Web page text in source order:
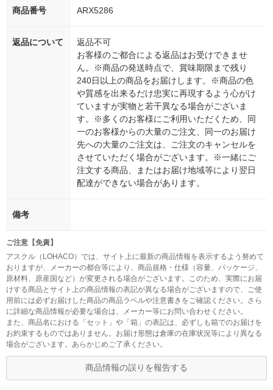
商品番号 ARX5286
返品について
返品不可
お客様のご都合による返品はお受けできませ
ん。※商品の発送時点で、賞味期限まで残り
240日以上の商品をお届けします。※商品の色
や質感を出来るだけ忠実に再現するよう心がけ
ていますが実物と若干異なる場合がございま
す。※多くのお客様にご利用いただくため、同
一のお客様からの大量のご注文、同一のお届け
先への大量のご注文は、ご注文のキャンセルを
させていただく場合がございます。※一緒にご
注文する商品、またはお届け地域等により翌日
配達ができない場合があります。
備考
ご注意【免責】
アスクル（LOHACO）では、サイト上に最新の商品情報を表示するよう努めて
おりますが、メーカーの都合等により、商品規格・仕様（容量、パッケージ、
原材料、原産国など）が変更される場合がございます。このため、実際にお届
けする商品とサイト上の商品情報の表記が異なる場合がございますので、ご使
用前には必ずお届けした商品の商品ラベルや注意書きをご確認ください。さら
に詳細な商品情報が必要な場合は、メーカー等にお問い合わせください。
また、商品名における「セット」や「箱」の表記は、必ずしも箱でのお届けを
お約束するものではありません。お届け形態は倉庫の在庫状況等により異なる
場合がございます。あらかじめご了承ください。
商品情報の誤りを報告する